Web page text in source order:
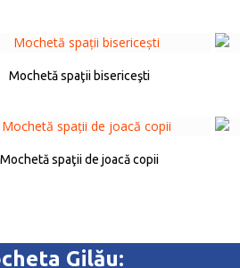
Mochetă spaţii bisericeşti
Mochetă spaţii de joacă copii
Gilău: